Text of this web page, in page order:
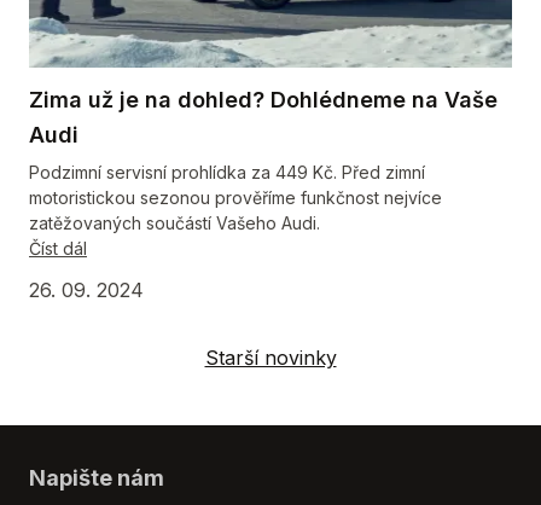
Zima už je na dohled? Dohlédneme na Vaše
Audi
Podzimní servisní prohlídka za 449 Kč. Před zimní
motoristickou sezonou prověříme funkčnost nejvíce
zatěžovaných součástí Vašeho Audi.
Číst dál
26. 09. 2024
Starší novinky
Napište nám